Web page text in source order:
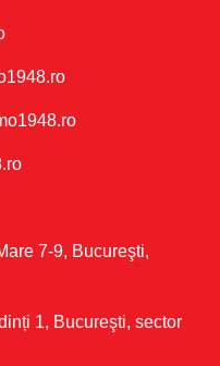
7-9, Bucureşti,
1, Bucureşti, sector